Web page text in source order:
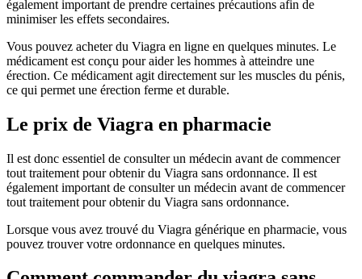
également important de prendre certaines précautions afin de
minimiser les effets secondaires.
Vous pouvez acheter du Viagra en ligne en quelques minutes. Le
médicament est conçu pour aider les hommes à atteindre une
érection. Ce médicament agit directement sur les muscles du pénis,
ce qui permet une érection ferme et durable.
Le prix de Viagra en pharmacie
Il est donc essentiel de consulter un médecin avant de commencer
tout traitement pour obtenir du Viagra sans ordonnance. Il est
également important de consulter un médecin avant de commencer
tout traitement pour obtenir du Viagra sans ordonnance.
Lorsque vous avez trouvé du Viagra générique en pharmacie, vous
pouvez trouver votre ordonnance en quelques minutes.